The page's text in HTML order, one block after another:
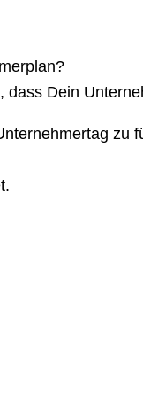
Dein
zu